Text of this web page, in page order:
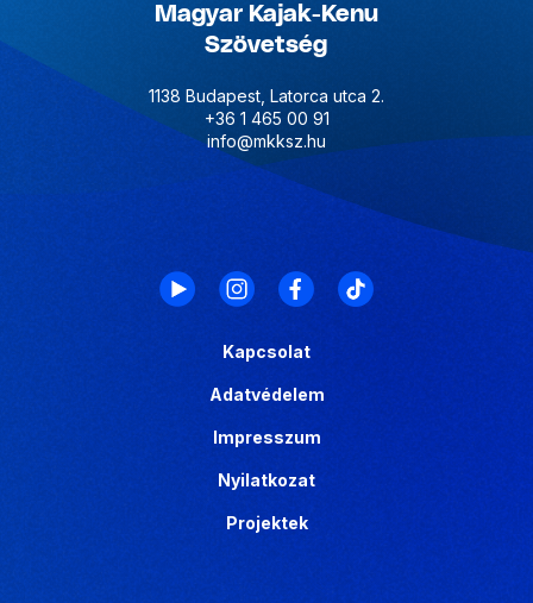
Magyar Kajak-Kenu
Szövetség
1138 Budapest, Latorca utca 2.
+36 1 465 00 91
info@mkksz.hu
Kapcsolat
Adatvédelem
Impresszum
Nyilatkozat
Projektek